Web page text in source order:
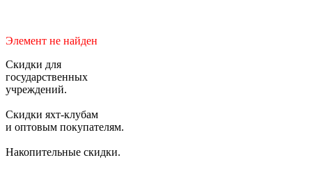
Элемент не найден
Скидки для
государственных
учреждений.
Скидки яхт-клубам
и оптовым покупателям.
Накопительные скидки.